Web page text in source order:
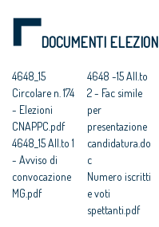
DOCUMENTI
4648_15
Circolare n. 174
- Elezioni
CNAPPC.pdf
4648_15 All.to 1
- Avviso di
convocazione
MG.pdf
4648 -15 All.to
2 - Fac simile
per
presentazione
candidatura.do
c
Numero iscritti
e voti
spettanti.pdf